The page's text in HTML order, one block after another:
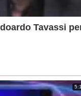
Tavassi